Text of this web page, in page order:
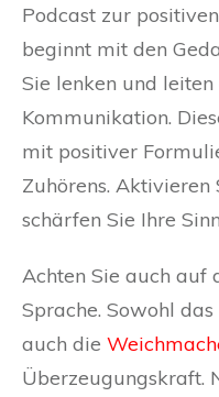
Podcast zur
beginnt mit den
Sie lenken und
Kommunikation.
mit positiver
Zuhörens. Aktivieren
schärfen Sie Ihre
Achten Sie auch auf
Sprache. Sowohl
auch die
Überzeugungskraft.